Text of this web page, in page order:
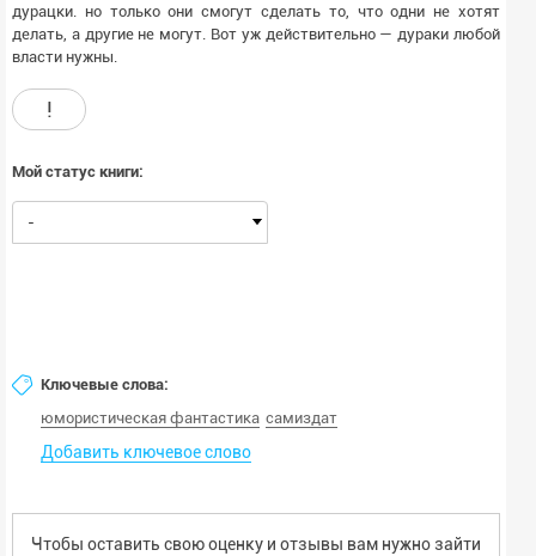
дурацки. но только они смогут сделать то, что одни не хотят
делать, а другие не могут. Вот уж действительно — дураки любой
власти нужны.
!
Мой статус книги:
-
Ключевые слова:
юмористическая фантастика самиздат
Добавить ключевое слово
Чтобы оставить свою оценку и отзывы вам нужно зайти